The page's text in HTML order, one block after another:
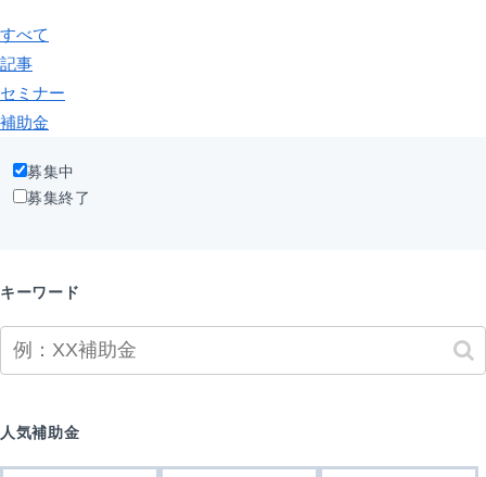
すべて
記事
セミナー
補助金
募集中
募集終了
キーワード
人気補助金